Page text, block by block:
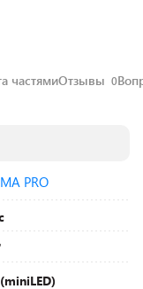
частямиОтзывы 0
PRO